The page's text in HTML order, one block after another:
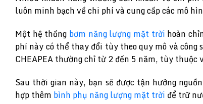
luôn minh bạch về chi phí và cung cấp các mô
Một hệ thống bơm năng lượng mặt trời hoàn
phí này có thể thay đổi tùy theo quy mô và
CHEAPEA thường chỉ từ 2 đến 5 năm, tùy thuộc
Sau thời gian này, bạn sẽ được tận hưởng
hợp thêm bình phụ năng lượng mặt trời để trữ